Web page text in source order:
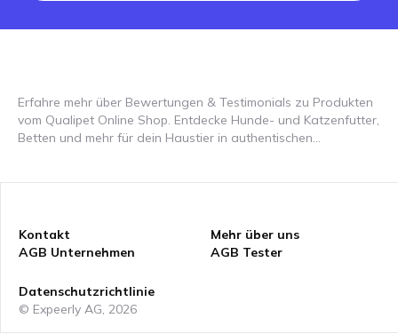
Erfahre mehr über Bewertungen & Testimonials zu Produkten
vom Qualipet Online Shop. Entdecke Hunde- und Katzenfutter,
Betten und mehr für dein Haustier in authentischen
für dein Haustier bieten. Entdecke auf expeerly, wie die
Produkte von Qualipet das Leben deiner Haustiere verbessern
können, und sieh dir an, wie die besten Produkte von anderen
dir, die perfekten Produkte für deine Fellfreunde zu finden.
Kontakt
AGB Unternehmen
Mehr über uns
AGB Tester
Datenschutzrichtlinie
© Expeerly AG, 2026